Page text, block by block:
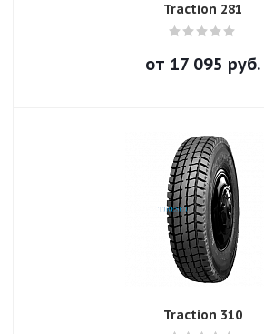
Traction 281
от 17 095 руб.
Traction 310